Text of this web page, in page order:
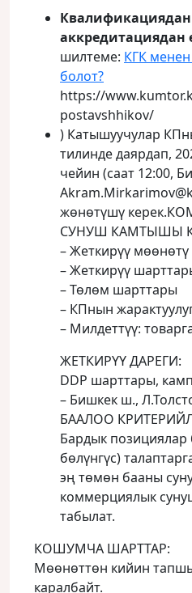
аккредитациядан
шилтеме: КГК
болот?
https://
postavshhikov/
) Катышуучулар
тилинде даярдап,
чейин (саат 12:00,
жөнөтүшү
СУНУШ КАМТЫШЫ
– Жеткирүү мөөнөтү
– Жеткирүү
– Төлөм шарттары
– КПнын
– Милдеттүү:
ЖЕТКИРҮҮ ДАРЕГИ:
DDP шарттары,
– Бишкек ш.,
БААЛОО
Бардык
бөлүнгүс)
эң төмөн бааны
коммерциялык
табылат.
КОШУМЧА ШАРТТАР:
Мөөнөттөн кийин
каралбайт.